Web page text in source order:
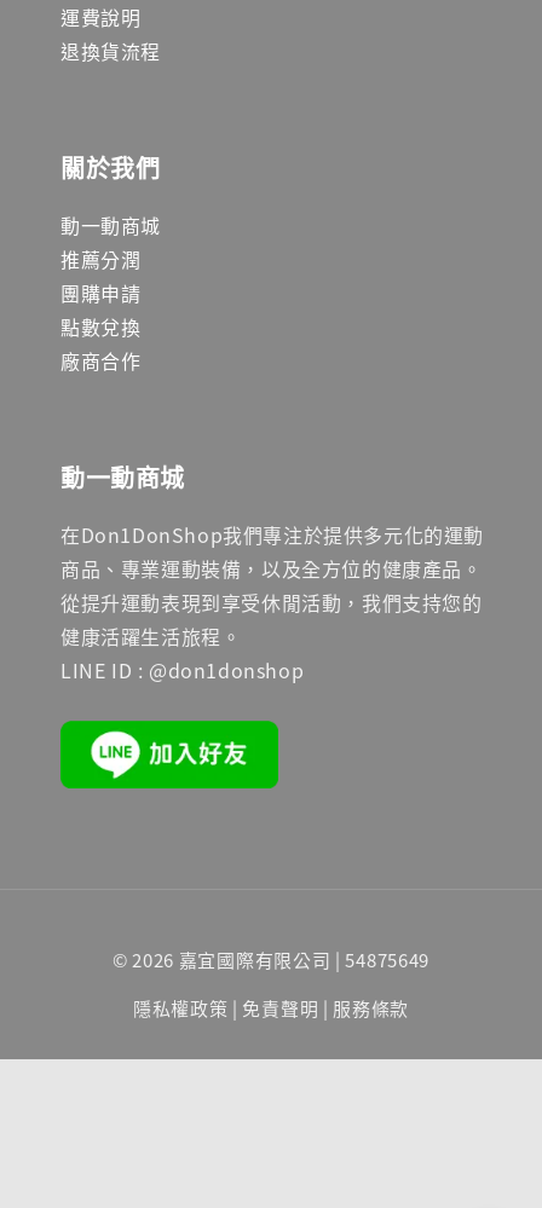
運費說明
退換貨流程
關於我們
動一動商城
推薦分潤
團購申請
點數兌換
廠商合作
動一動商城
在Don1DonShop我們專注於提供多元化的運動
商品、專業運動裝備，以及全方位的健康產品。
從提升運動表現到享受休閒活動，我們支持您的
健康活躍生活旅程。
LINE ID : @don1donshop
© 2026 嘉宜國際有限公司 | 54875649
隱私權政策 | 免責聲明 | 服務條款